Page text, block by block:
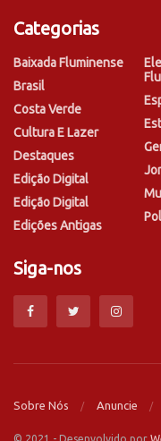
Categorias
Baixada Fluminense
Brasil
Costa Verde
Cultura E Lazer
Destaques
Edição Digital
Edição Digital
Edições Antigas
Siga-nos
Sobre Nós Anuncie
© 2021 - Desenvolvido por